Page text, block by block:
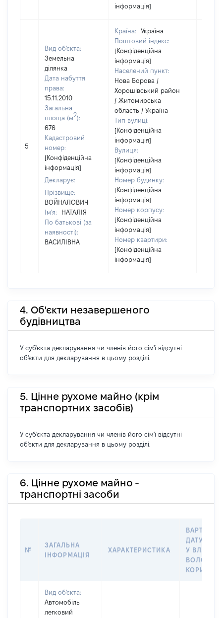
інформація]
5
Вид об'єкта:
Земельна
ділянка
Дата набуття
права:
15.11.2010
Загальна
площа (м2):
676
Кадастровий
номер:
[Конфіденційна
інформація]
Декларує:
Прізвище:
ВОЙНАЛОВИЧ
Ім'я:
НАТАЛІЯ
По батькові (за
наявності):
ВАСИЛІВНА
Країна:
Україна
Поштовий індекс:
[Конфіденційна
інформація]
Населений пункт:
Нова Борова /
Хорошівський район
/ Житомирська
область / Україна
Тип вулиці:
[Конфіденційна
інформація]
Вулиця:
[Конфіденційна
інформація]
Номер будинку:
[Конфіденційна
інформація]
Номер корпусу:
[Конфіденційна
інформація]
Номер квартири:
[Конфіденційна
інформація]
4. Об'єкти незавершеного
будівництва
У суб'єкта декларування чи членів його сім'ї відсутні
об'єкти для декларування в цьому розділі.
5. Цінне рухоме майно (крім
транспортних засобів)
У суб'єкта декларування чи членів його сім'ї відсутні
об'єкти для декларування в цьому розділі.
6. Цінне рухоме майно -
транспортні засоби
№
ЗАГАЛЬНА
ІНФОРМАЦІЯ
ХАРАКТЕРИСТИКА
ВАРТІСТЬ
ДАТУ
У
Вид об'єкта:
Автомобіль
легковий